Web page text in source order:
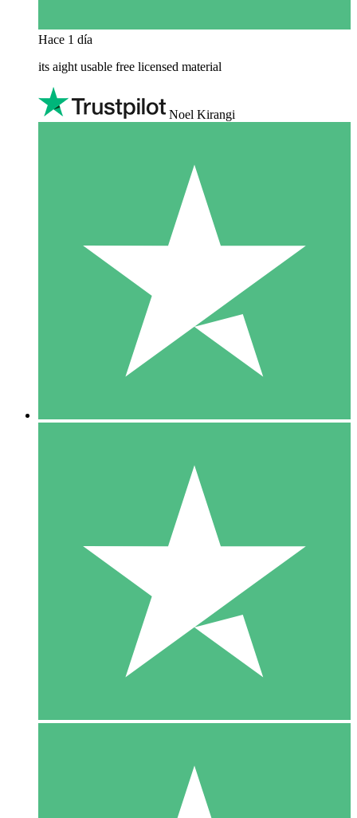
Hace 1 día
its aight usable free licensed material
Noel Kirangi